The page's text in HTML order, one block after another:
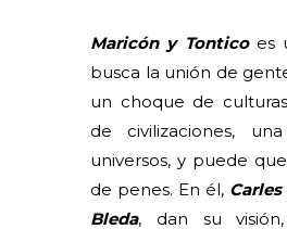
Maricón y Tonticoes
busca la unión de
un choque de
de civilizaciones,
universos, y puede
de penes. En él,
Bleda, dan su